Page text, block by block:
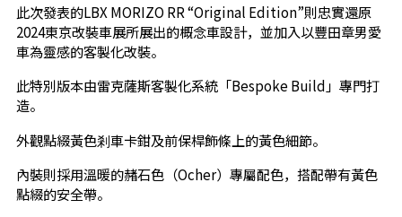
此次發表的LBX MORIZO RR “Original Edition”則忠實還原
2024東京改裝車展所展出的概念車設計，並加入以豐田章男愛
車為靈感的客製化改裝。
此特別版本由雷克薩斯客製化系統「Bespoke Build」專門打
造。
外觀點綴黃色剎車卡鉗及前保桿飾條上的黃色細節。
內裝則採用溫暖的赭石色（Ocher）專屬配色，搭配帶有黃色
點綴的安全帶。